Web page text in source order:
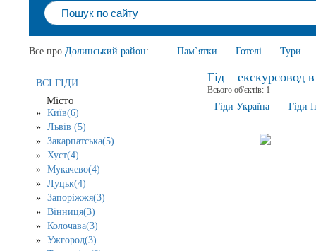
Все про Долинський район: Пам`ятки — Готелі — Тури —
ВСІ ГІДИ
Місто
Київ(6)
Львів (5)
Закарпатська(5)
Хуст(4)
Мукачево(4)
Луцьк(4)
Запоріжжя(3)
Вінниця(3)
Колочава(3)
Ужгород(3)
Гід – екскурсовод
Всього об'єктів: 1
Гіди Україна Гіди